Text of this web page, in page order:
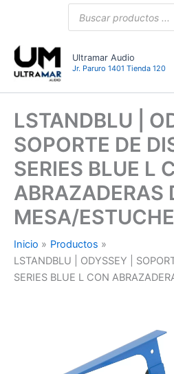
Ultramar Audio
Jr. Paruro 1401 Tienda 120
LSTANDBLU |
SOPORTE DE
SERIES BLUE L
ABRAZADERAS
MESA/ESTUCHE
Inicio
Productos
LSTANDBLU | ODYSSEY |
SERIES BLUE L CON